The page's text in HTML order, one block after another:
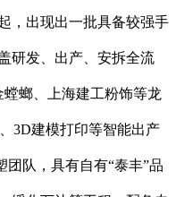
，出现出一批具备较强手
研发、出产、安拆全流
螂、上海建工粉饰等龙
3D建模打印等智能出产
队，具有自有“泰丰”品